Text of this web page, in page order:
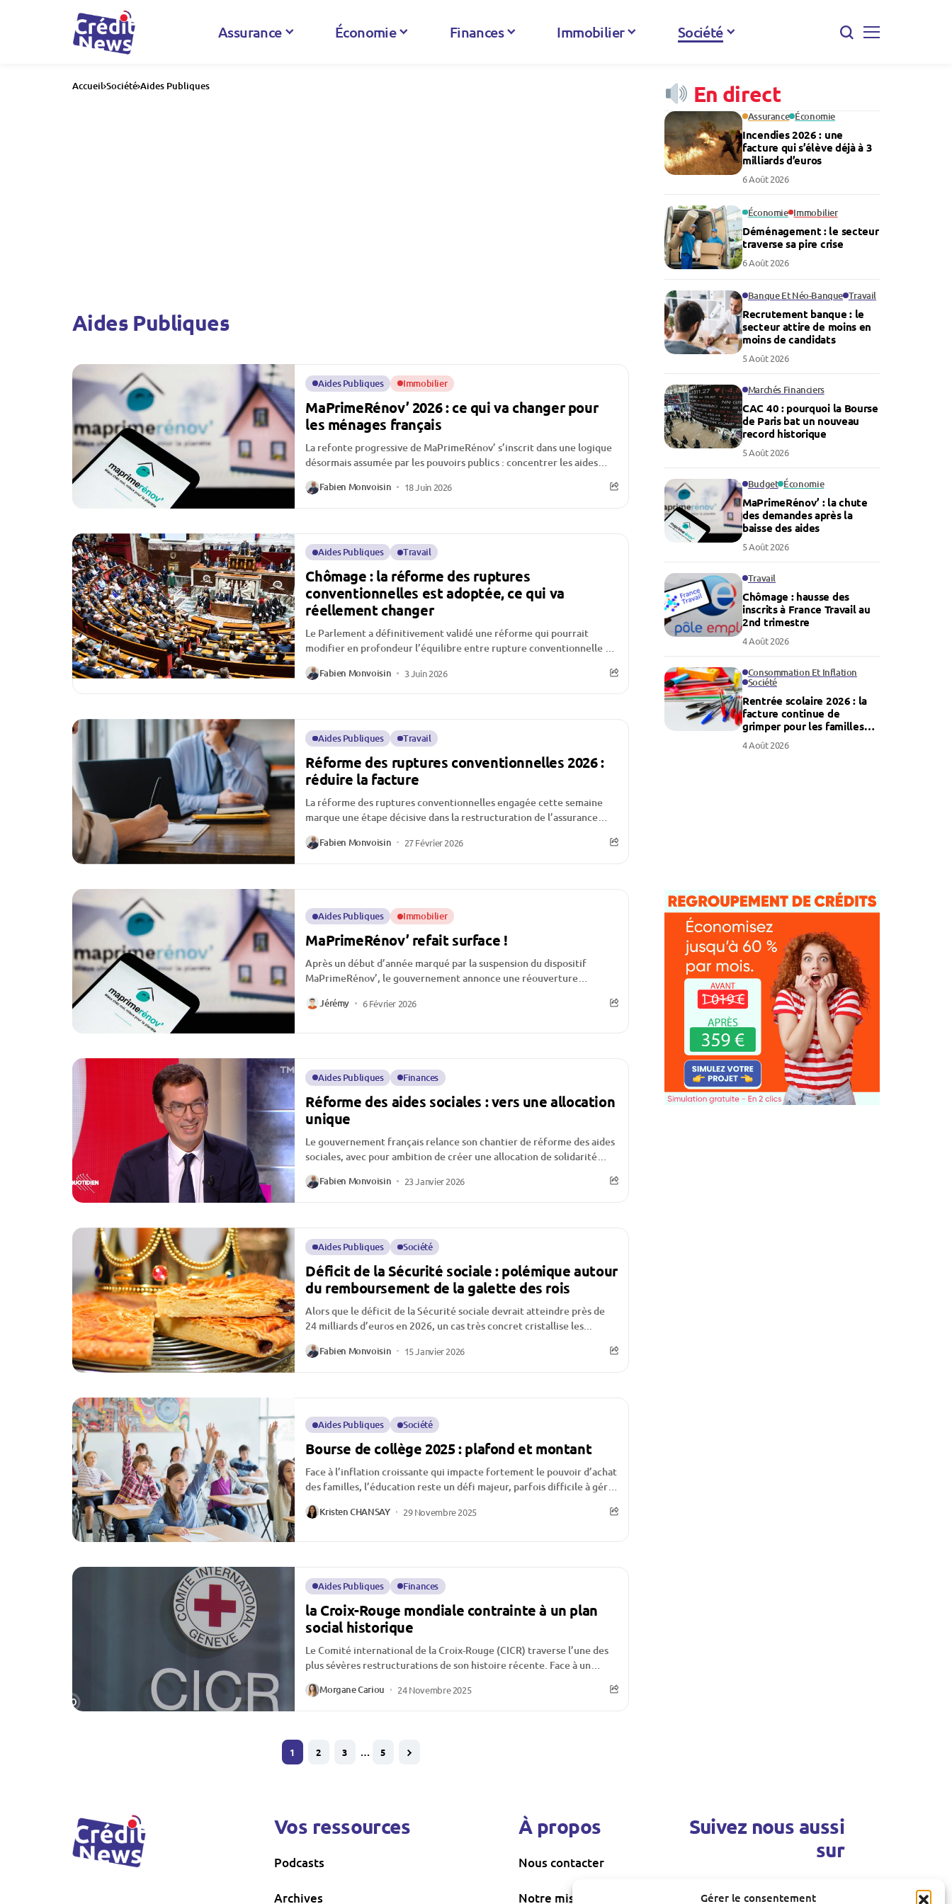
Gérer le consentement
Assurance Économie Finances Immobilier Société
Accueil Société Aides Publiques
Aides Publiques
Aides Publiques Immobilier
MaPrimeRénov’ 2026 : ce qui va changer pour
les ménages français
La refonte progressive de MaPrimeRénov’ s’inscrit dans une logique
désormais assumée par les pouvoirs publics : concentrer les aides
Fabien Monvoisin 18 Juin 2026
Aides Publiques Travail
Chômage : la réforme des ruptures
conventionnelles est adoptée, ce qui va
réellement changer
Le Parlement a définitivement validé une réforme qui pourrait
modifier en profondeur l’équilibre entre rupture conventionnelle et
assurance chômage. Derrière une mesure présentée...
Fabien Monvoisin 3 Juin 2026
Aides Publiques Travail
Réforme des ruptures conventionnelles 2026 :
réduire la facture
La réforme des ruptures conventionnelles engagée cette semaine
marque une étape décisive dans la restructuration de l’assurance
chômage en France. Face à la...
Fabien Monvoisin 27 Février 2026
Aides Publiques Immobilier
MaPrimeRénov’ refait surface !
Après un début d’année marqué par la suspension du dispositif
MaPrimeRénov’, le gouvernement annonce une réouverture
Jérémy 6 Février 2026
Aides Publiques Finances
Réforme des aides sociales : vers une allocation
unique
Le gouvernement français relance son chantier de réforme des aides
sociales, avec pour ambition de créer une allocation de solidarité
Fabien Monvoisin 23 Janvier 2026
Aides Publiques Société
Déficit de la Sécurité sociale : polémique autour
du remboursement de la galette des rois
Alors que le déficit de la Sécurité sociale devrait atteindre près de
24 milliards d’euros en 2026, un cas très concret cristallise les...
Fabien Monvoisin 15 Janvier 2026
Aides Publiques Société
Bourse de collège 2025 : plafond et montant
Face à l’inflation croissante qui impacte fortement le pouvoir d’achat
des familles, l’éducation reste un défi majeur, parfois difficile à gérer
pour les...
Kristen CHANSAY 29 Novembre 2025
Aides Publiques Finances
la Croix-Rouge mondiale contrainte à un plan
social historique
Le Comité international de la Croix-Rouge (CICR) traverse l’une des
plus sévères restructurations de son histoire récente. Face à un
Morgane Cariou 24 Novembre 2025
1 2 3 … 5
En direct
Assurance Économie
Incendies 2026 : une
facture qui s’élève déjà à 3
milliards d’euros
6 Août 2026
Économie Immobilier
Déménagement : le secteur
traverse sa pire crise
6 Août 2026
Banque Et Néo-Banque Travail
Recrutement banque : le
secteur attire de moins en
moins de candidats
5 Août 2026
Marchés Financiers
CAC 40 : pourquoi la Bourse
de Paris bat un nouveau
record historique
5 Août 2026
Budget Économie
MaPrimeRénov’ : la chute
des demandes après la
baisse des aides
5 Août 2026
Travail
Chômage : hausse des
inscrits à France Travail au
2nd trimestre
4 Août 2026
Consommation Et Inflation
Société
Rentrée scolaire 2026 : la
facture continue de
grimper pour les familles
françaises
4 Août 2026
Vos ressources
Podcasts
Archives
À propos
Nous contacter
Notre mission
Suivez nous aussi
sur